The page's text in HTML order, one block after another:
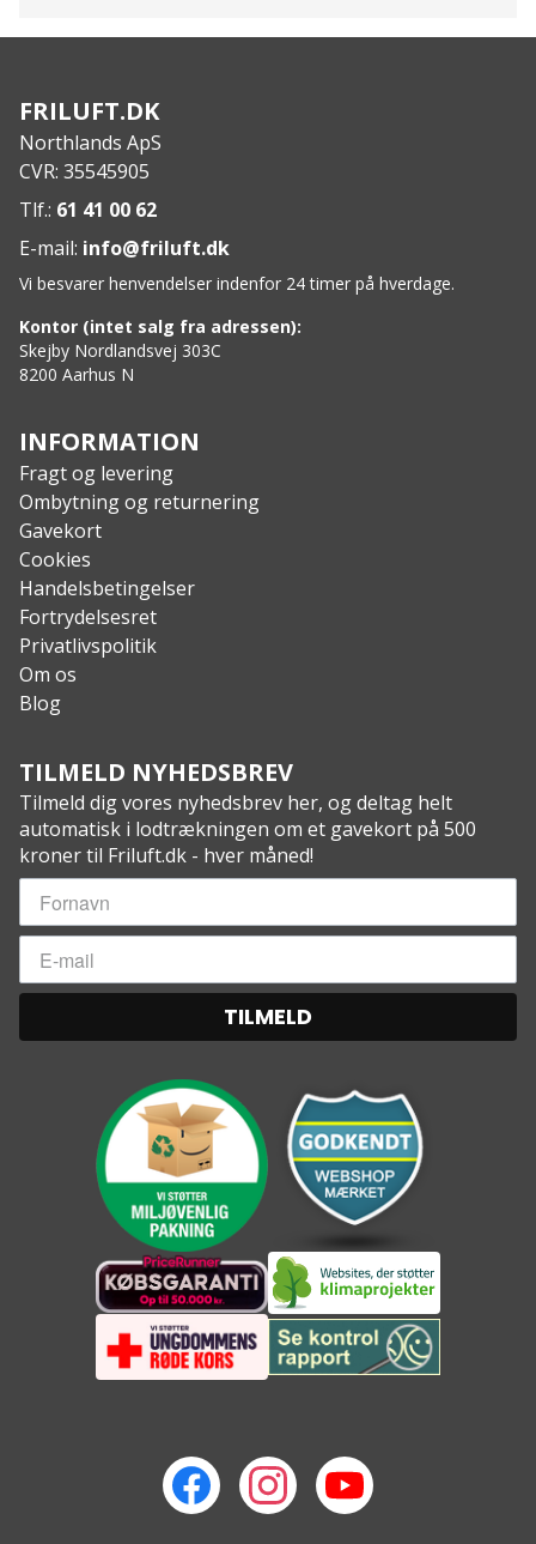
Telefonlomme i højre benlomme
Specs:
Materiale: 65% Polyester – genbrugt/ 35% Bomuld
– organisk)
FRILUFT.DK
Northlands ApS
CVR: 35545905
Tlf.: 61 41 00 62
E-mail: info@friluft.dk
Vi besvarer henvendelser indenfor 24 timer på hverdage.
Kontor (intet salg fra adressen):
Skejby Nordlandsvej 303C
8200 Aarhus N
INFORMATION
Fragt og levering
Ombytning og returnering
Gavekort
Cookies
Handelsbetingelser
Fortrydelsesret
Privatlivspolitik
Om os
Blog
TILMELD NYHEDSBREV
Tilmeld dig vores nyhedsbrev her, og deltag helt
automatisk i lodtrækningen om et gavekort på 500
kroner til Friluft.dk - hver måned!
TILMELD